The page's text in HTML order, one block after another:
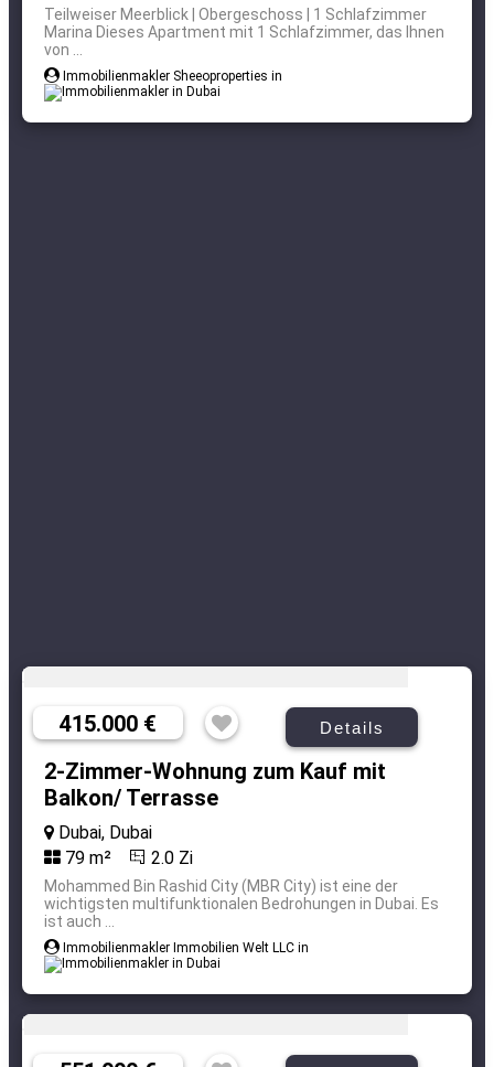
Teilweiser Meerblick | Obergeschoss | 1 Schlafzimmer
Marina Dieses Apartment mit 1 Schlafzimmer, das Ihnen
von ...
Immobilienmakler Sheeoproperties in
415.000 € Details
2-Zimmer-Wohnung zum Kauf mit
Balkon/ Terrasse
Dubai, Dubai
79 m²
2.0 Zi
Mohammed Bin Rashid City (MBR City) ist eine der
wichtigsten multifunktionalen Bedrohungen in Dubai. Es
ist auch ...
Immobilienmakler Immobilien Welt LLC in